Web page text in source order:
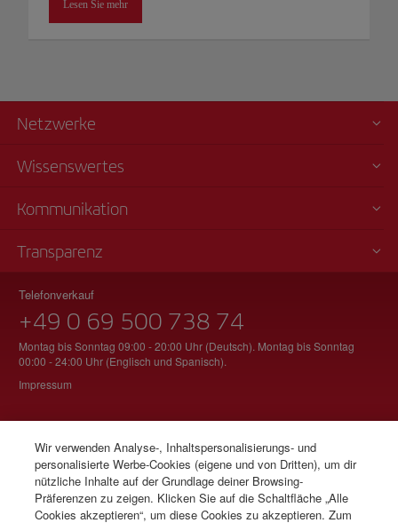
Lesen Sie mehr
Netzwerke
Wissenswertes
Kommunikation
Transparenz
Telefonverkauf
+49 0 69 500 738 74
Montag bis Sonntag 09:00 - 20:00 Uhr (Deutsch). Montag bis Sonntag
00:00 - 24:00 Uhr (Englisch und Spanisch).
Impressum
© Iberia 2026
Wir verwenden Analyse-, Inhaltspersonalisierungs- und
personalisierte Werbe-Cookies (eigene und von Dritten), um dir
nützliche Inhalte auf der Grundlage deiner Browsing-
Präferenzen zu zeigen. Klicken Sie auf die Schaltfläche „Alle
Cookies akzeptieren“, um diese Cookies zu akzeptieren. Zum